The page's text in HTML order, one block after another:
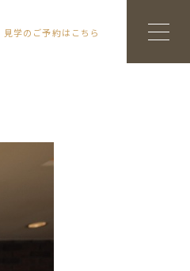
見学のご予約はこちら